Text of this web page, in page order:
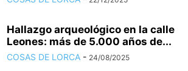
Hallazgo arqueológico en la calle
Leones: más de 5.000 años de...
COSAS DE LORCA - 24/08/2025